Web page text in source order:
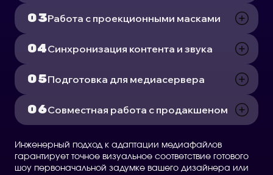
Работа с проекционными масками
Синхронизация контента и звука
Подготовка для медиасервера
Совместная работа с продакшеном
Инженерный подход к адаптации медиафайлов
гарантирует точное визуальное соответствие готового
шоу первоначальной задумке вашего дизайнера или